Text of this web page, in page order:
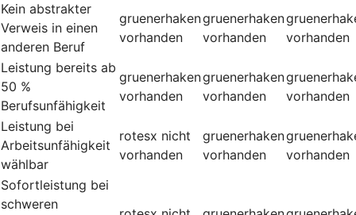
Kein abstrakter
Verweis in einen
anderen Beruf
gruenerhaken
vorhanden
gruenerhaken
vorhanden
vorhanden
Leistung bereits ab
50 %
Berufsunfähigkeit
gruenerhaken
vorhanden
gruenerhaken
vorhanden
vorhanden
Leistung bei
Arbeitsunfähigkeit
wählbar
rotesx nicht
vorhanden
gruenerhaken
vorhanden
vorhanden
Sofortleistung bei
schweren